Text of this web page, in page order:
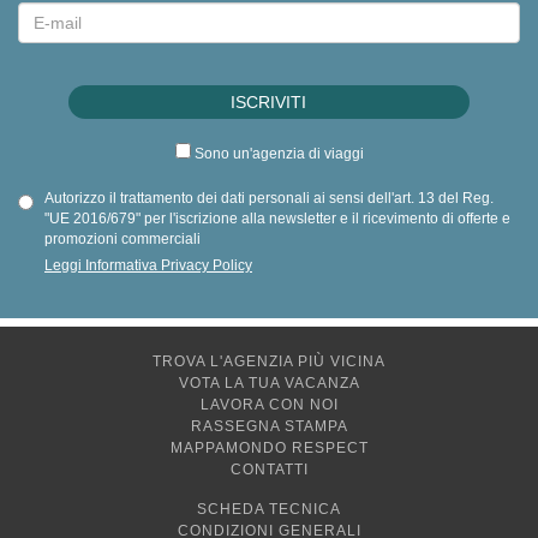
Sono un'agenzia di viaggi
Autorizzo il trattamento dei dati personali ai sensi dell'art. 13 del Reg.
"UE 2016/679" per l'iscrizione alla newsletter e il ricevimento di offerte e
promozioni commerciali
Leggi Informativa Privacy Policy
TROVA L'AGENZIA PIÙ VICINA
VOTA LA TUA VACANZA
LAVORA CON NOI
RASSEGNA STAMPA
MAPPAMONDO RESPECT
CONTATTI
SCHEDA TECNICA
CONDIZIONI GENERALI